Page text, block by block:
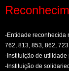
-Entidade reconhecida
762, 813, 853, 862,
-Instituição de utilidade
-Instituição de